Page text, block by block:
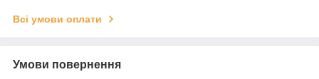
Всі умови оплати
Умови повернення